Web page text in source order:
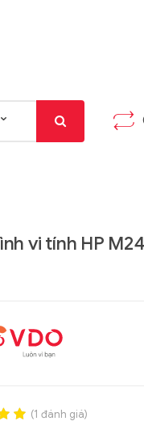
vi tính HP
(1 đánh giá)
Tab X8